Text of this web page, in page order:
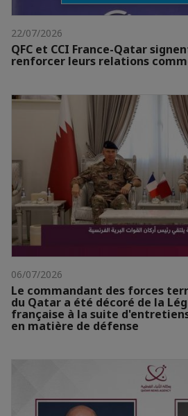
22/07/2026
QFC et CCI France-Qatar
renforcer leurs relations
06/07/2026
Le commandant des forces
du Qatar a été décoré de la
française à la suite
en matière de défense